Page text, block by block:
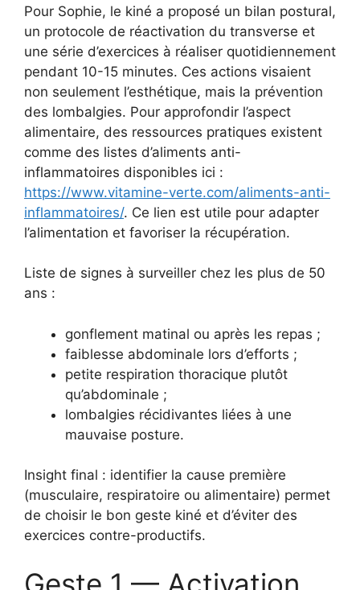
Pour Sophie, le kiné a proposé un bilan postural,
un protocole de réactivation du transverse et
une série d’exercices à réaliser quotidiennement
pendant 10-15 minutes. Ces actions visaient
non seulement l’esthétique, mais la prévention
des lombalgies. Pour approfondir l’aspect
alimentaire, des ressources pratiques existent
comme des listes d’aliments anti-
inflammatoires disponibles ici :
https://www.vitamine-verte.com/aliments-anti-
inflammatoires/. Ce lien est utile pour adapter
l’alimentation et favoriser la récupération.
Liste de signes à surveiller chez les plus de 50
ans :
gonflement matinal ou après les repas ;
faiblesse abdominale lors d’efforts ;
petite respiration thoracique plutôt
qu’abdominale ;
lombalgies récidivantes liées à une
mauvaise posture.
Insight final : identifier la cause première
(musculaire, respiratoire ou alimentaire) permet
de choisir le bon geste kiné et d’éviter des
exercices contre-productifs.